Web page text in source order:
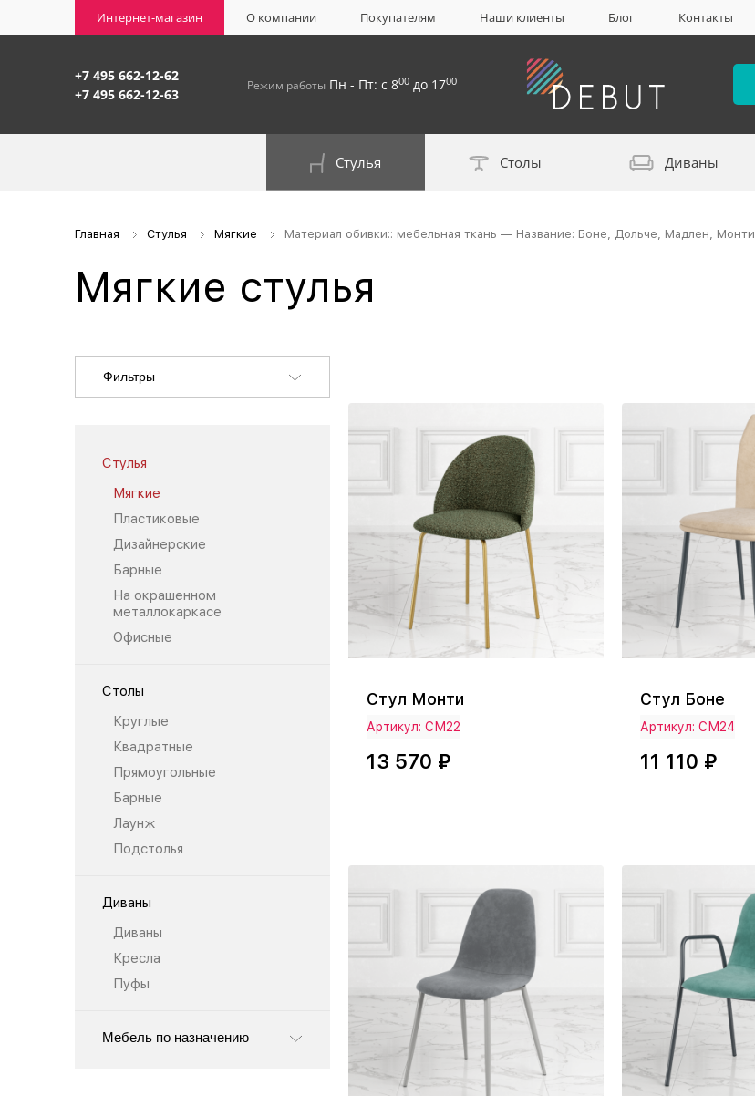
Интернет-магазин О компании Покупателям Наши клиенты Блог Контакты
+7 495 662-12-62
+7 495 662-12-63
Режим работы Пн - Пт: с 800 до 1700
Стулья Столы Диваны
Главная Стулья Мягкие Материал обивки:: мебельная ткань — Название: Боне, Дольче, Мадлен, Монти
Мягкие стулья
Фильтры
Стулья
Мягкие
Пластиковые
Дизайнерские
Барные
На окрашенном
металлокаркасе
Офисные
Столы
Круглые
Квадратные
Прямоугольные
Барные
Лаунж
Подстолья
Диваны
Диваны
Кресла
Пуфы
Мебель по назначению
Стул Монти
Артикул: СМ22
13 570 ₽
Стул Боне
Артикул: СМ24
11 110 ₽